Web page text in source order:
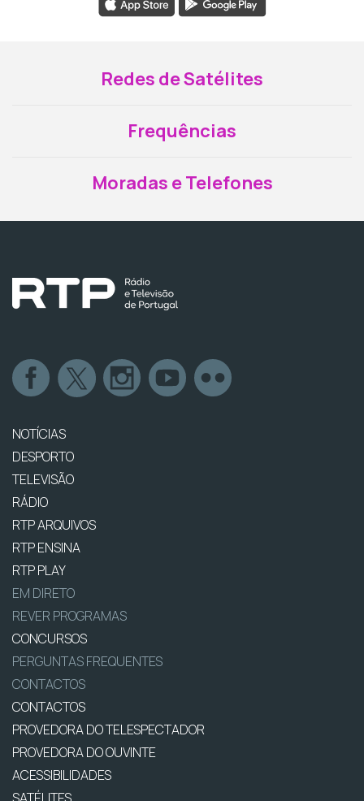
Redes de Satélites
Frequências
Moradas e Telefones
NOTÍCIAS
DESPORTO
TELEVISÃO
RÁDIO
RTP ARQUIVOS
RTP ENSINA
RTP PLAY
EM DIRETO
REVER PROGRAMAS
CONCURSOS
PERGUNTAS FREQUENTES
CONTACTOS
CONTACTOS
PROVEDORA DO TELESPECTADOR
PROVEDORA DO OUVINTE
ACESSIBILIDADES